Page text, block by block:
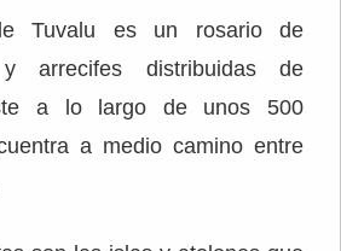
Tuvalu es un rosario de
arrecifes distribuidas de
a lo largo de unos 500
a medio camino entre